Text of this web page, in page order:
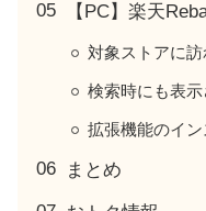
【PC】楽天
対象ストアに
検索時にも表示
拡張機能のイ
まとめ